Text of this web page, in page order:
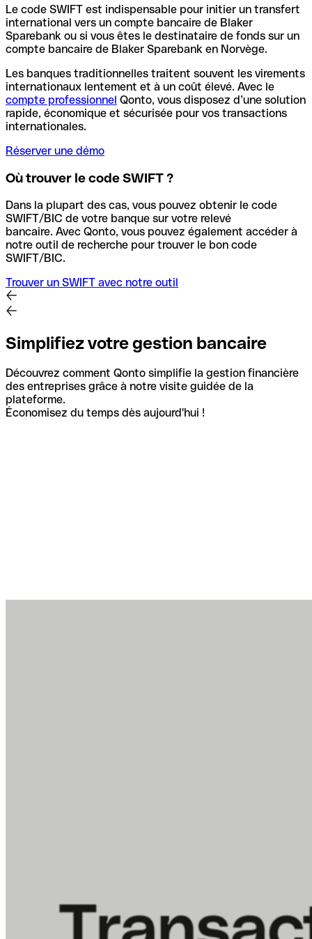
Le code SWIFT est indispensable pour initier un transfert
international vers un compte bancaire de Blaker
Sparebank ou si vous êtes le destinataire de fonds sur un
compte bancaire de Blaker Sparebank en Norvège.
Les banques traditionnelles traitent souvent les virements
internationaux lentement et à un coût élevé. Avec le
compte professionnel Qonto, vous disposez d’une solution
rapide, économique et sécurisée pour vos transactions
internationales.
Réserver une démo
Où trouver le code SWIFT ?
Dans la plupart des cas, vous pouvez obtenir le code
SWIFT/BIC de votre banque sur votre relevé
bancaire. Avec Qonto, vous pouvez également accéder à
notre outil de recherche pour trouver le bon code
SWIFT/BIC.
Trouver un SWIFT avec notre outil
Simplifiez votre gestion bancaire
Découvrez comment Qonto simplifie la gestion financière
des entreprises grâce à notre visite guidée de la
plateforme.
Économisez du temps dès aujourd'hui !